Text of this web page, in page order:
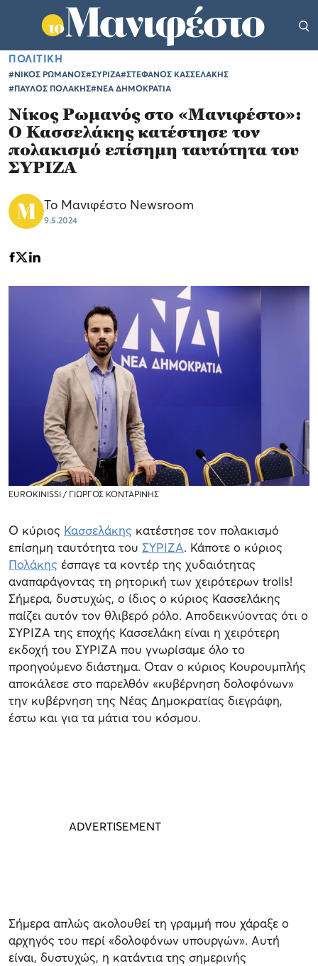
ΠΟΛΙΤΙΚΗ
#ΝΙΚΟΣ ΡΩΜΑΝΟΣ#ΣΥΡΙΖΑ#ΣΤΕΦΑΝΟΣ ΚΑΣΣΕΛΑΚΗΣ
#ΠΑΥΛΟΣ ΠΟΛΑΚΗΣ#ΝΕΑ ΔΗΜΟΚΡΑΤΙΑ
Νίκος Ρωμανός στο «Μανιφέστο»:
Ο Κασσελάκης κατέστησε τον
πολακισμό επίσημη ταυτότητα του
ΣΥΡΙΖΑ
Το Μανιφέστο Newsroom
9.5.2024
EUROKINISSI / ΓΙΩΡΓΟΣ ΚΟΝΤΑΡΙΝΗΣ
Ο κύριος Κασσελάκης κατέστησε τον πολακισμό
επίσημη ταυτότητα του ΣΥΡΙΖΑ. Κάποτε ο κύριος
Πολάκης έσπαγε τα κοντέρ της χυδαιότητας
αναπαράγοντας τη ρητορική των χειρότερων trolls!
Σήμερα, δυστυχώς, ο ίδιος ο κύριος Κασσελάκης
παίζει αυτόν τον θλιβερό ρόλο. Αποδεικνύοντας ότι ο
ΣΥΡΙΖΑ της εποχής Κασσελάκη είναι η χειρότερη
εκδοχή του ΣΥΡΙΖΑ που γνωρίσαμε όλο το
προηγούμενο διάστημα. Οταν ο κύριος Κουρουμπλής
αποκάλεσε στο παρελθόν «κυβέρνηση δολοφόνων»
την κυβέρνηση της Νέας Δημοκρατίας διεγράφη,
έστω και για τα μάτια του κόσμου.
Σήμερα απλώς ακολουθεί τη γραμμή που χάραξε ο
αρχηγός του περί «δολοφόνων υπουργών». Αυτή
είναι, δυστυχώς, η κατάντια της σημερινής